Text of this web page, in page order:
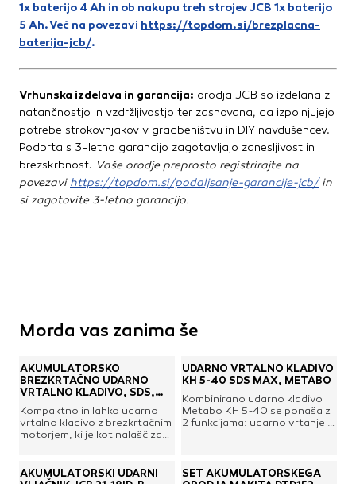
1x baterijo 4 Ah in ob nakupu treh strojev JCB 1x baterijo
5 Ah. Več na povezavi https://topdom.si/brezplacna-
baterija-jcb/.
Vrhunska izdelava in garancija: orodja JCB so izdelana z
natančnostjo in vzdržljivostjo ter zasnovana, da izpolnjujejo
potrebe strokovnjakov v gradbeništvu in DIY navdušencev.
Podprta s 3-letno garancijo zagotavljajo zanesljivost in
brezskrbnost. Vaše orodje preprosto registrirajte na
povezavi https://topdom.si/podaljsanje-garancije-jcb/in
si zagotovite 3-letno garancijo.
Morda vas zanima še
AKUMULATORSKO
BREZKRTAČNO UDARNO
VRTALNO KLADIVO, SDS,
JCB 21-18BLRH
Kompaktno in lahko udarno
vrtalno kladivo z brezkrtačnim
motorjem, ki je kot nalašč za
Krasi ga nizka stopnja vibracij
UDARNO VRTALNO KLADIVO
KH 5-40 SDS MAX, METABO
Kombinirano udarno kladivo
Metabo KH 5-40 se ponaša z
2 funkcijama: udarno vrtanje in
okvare ob blokadi
AKUMULATORSKI UDARNI
SET AKUMULATORSKEGA